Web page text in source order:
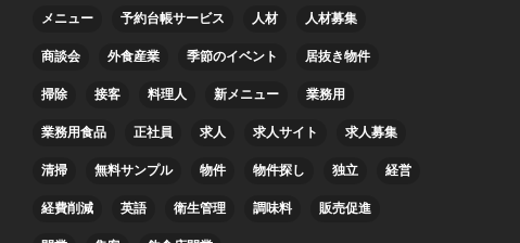
メニュー 予約台帳サービス 人材 人材募集
商談会 外食産業 季節のイベント 居抜き物件
掃除 接客 料理人 新メニュー 業務用
業務用食品 正社員 求人 求人サイト 求人募集
清掃 無料サンプル 物件 物件探し 独立 経営
経費削減 英語 衛生管理 調味料 販売促進